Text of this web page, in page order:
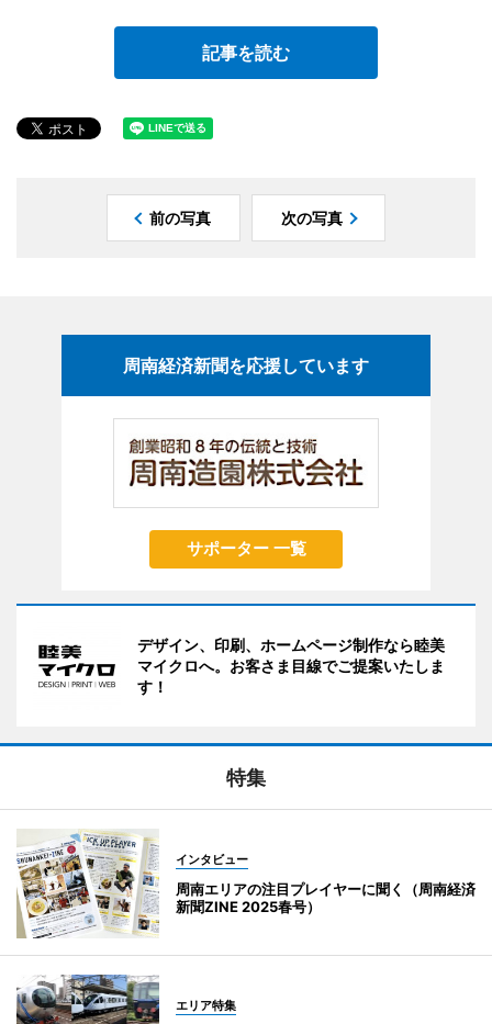
記事を読む
前の写真 次の写真
周南経済新聞を応援しています
サポーター 一覧
デザイン、印刷、ホームページ制作なら睦美
マイクロへ。お客さま目線でご提案いたしま
す！
特集
インタビュー
周南エリアの注目プレイヤーに聞く（周南経済
新聞ZINE 2025春号）
エリア特集